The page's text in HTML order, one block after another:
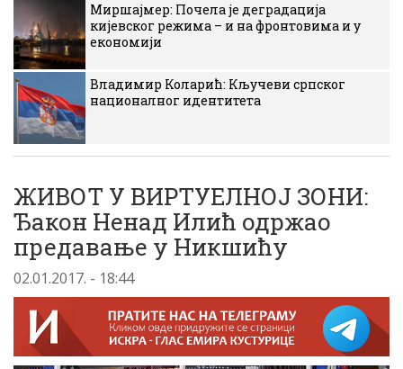
Миршајмер: Почела је деградација
кијевског режима – и на фронтовима и у
економији
Владимир Коларић: Кључеви српског
националног идентитета
ЖИВОТ У ВИРТУЕЛНОЈ ЗОНИ:
Ђакон Ненад Илић одржао
предавање у Никшићу
02.01.2017. - 18:44